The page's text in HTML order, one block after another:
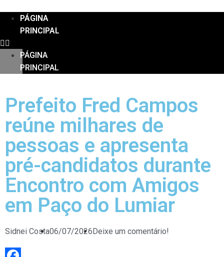
PÁGINA
PRINCIPAL
PÁGINA
PRINCIPAL
Prefeito Fred Campos
reúne milhares de
pessoas e apresenta
pré-candidatos durante
Encontro com Amigos
em Paço do Lumiar
Sidnei Costa06/07/2026Deixe um comentário!